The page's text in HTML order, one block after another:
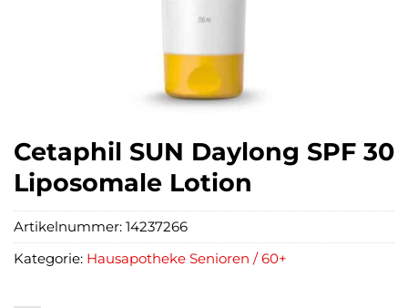
Cetaphil SUN Daylong SPF 30
Liposomale Lotion
Artikelnummer: 14237266
Kategorie: Hausapotheke Senioren / 60+